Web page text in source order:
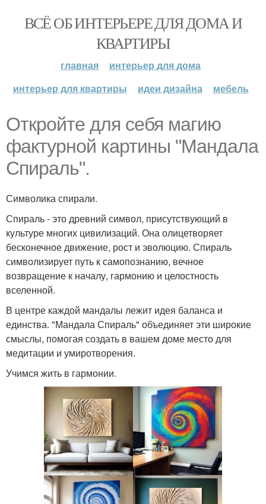
ВСЁ ОБ ИНТЕРЬЕРЕ ДЛЯ ДОМА И
КВАРТИРЫ
главная
интерьер для дома
интерьер для квартиры
идеи дизайна мебель
Откройте для себя магию
фактурной картины "Мандала
Спираль".
Символика спирали.
Спираль - это древний символ, присутствующий в
культуре многих цивилизаций. Она олицетворяет
бесконечное движение, рост и эволюцию. Спираль
символизирует путь к самопознанию, вечное
возвращение к началу, гармонию и целостность
вселенной.
В центре каждой мандалы лежит идея баланса и
единства. "Мандала Спираль" объединяет эти широкие
смыслы, помогая создать в вашем доме место для
медитации и умиротворения.
Учимся жить в гармонии.